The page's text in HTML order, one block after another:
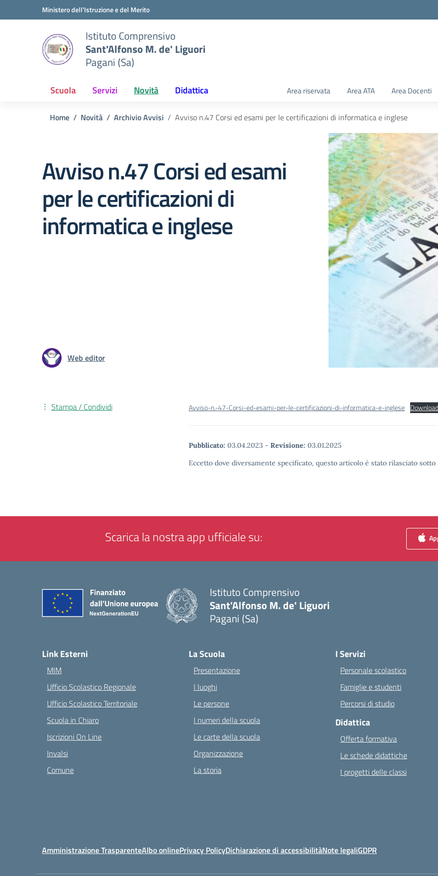
Vai ai contenuti
Vai al menu di navigazioneMinistero dell'Istruzione e del Merito
Istituto Comprensivo
Sant'Alfonso M. de' Liguori
Pagani (Sa)
Scuola Servizi Novità Didattica Area riservata Area ATA Area Docenti
Home Novità Archivio Avvisi Avviso n.47 Corsi ed esami per le certificazioni di informatica e inglese
Avviso n.47 Corsi ed esami
per le certificazioni di
informatica e inglese
Web editor
Avviso-n.-47-Corsi-ed-esami-per-le-certificazioni-di-informatica-e-inglese Download
Pubblicato: 03.04.2023 - Revisione: 03.01.2025
Eccetto dove diversamente specificato, questo articolo è stato rilasciato
Stampa / Condividi
Scarica la nostra app ufficiale su:
Istituto Comprensivo
Sant'Alfonso M. de' Liguori
Pagani (Sa)
Link Esterni
MIM
Ufficio Scolastico Regionale
Ufficio Scolastico Territoriale
Scuola in Chiaro
Iscrizioni On Line
Invalsi
Comune
La Scuola
Presentazione
I luoghi
Le persone
I numeri della scuola
Le carte della scuola
Organizzazione
La storia
I Servizi
Personale scolastico
Famiglie e studenti
Percorsi di studio
Didattica
Offerta formativa
Le schede didattiche
I progetti delle classi
Amministrazione TrasparenteAlbo onlinePrivacy PolicyDichiarazione di accessibilitàNote legaliGDPR